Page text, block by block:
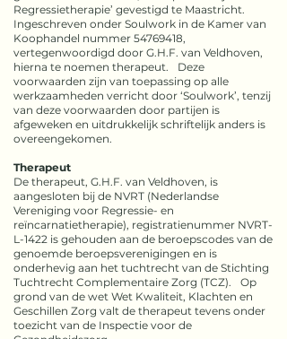
Regressietherapie’ gevestigd te Maastricht.
Ingeschreven onder Soulwork in de Kamer van
Koophandel nummer 54769418,
vertegenwoordigd door G.H.F. van Veldhoven,
hierna te noemen therapeut. Deze
voorwaarden zijn van toepassing op alle
werkzaamheden verricht door ‘Soulwork’, tenzij
van deze voorwaarden door partijen is
afgeweken en uitdrukkelijk schriftelijk anders is
overeengekomen.
Therapeut
De therapeut, G.H.F. van Veldhoven, is
aangesloten bij de NVRT (Nederlandse
Vereniging voor Regressie- en
reïncarnatietherapie), registratienummer NVRT-
L-1422 is gehouden aan de beroepscodes van de
genoemde beroepsverenigingen en is
onderhevig aan het tuchtrecht van de Stichting
Tuchtrecht Complementaire Zorg (TCZ). Op
grond van de wet Wet Kwaliteit, Klachten en
Geschillen Zorg valt de therapeut tevens onder
toezicht van de Inspectie voor de